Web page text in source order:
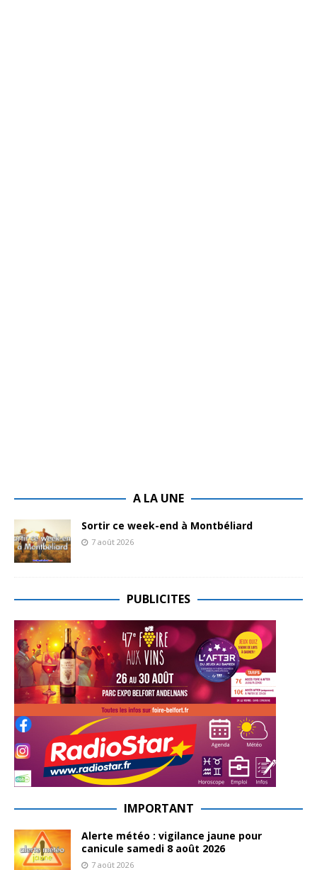
A LA UNE
Sortir ce week-end à Montbéliard
7 août 2026
PUBLICITES
IMPORTANT
Alerte météo : vigilance jaune pour
canicule samedi 8 août 2026
7 août 2026